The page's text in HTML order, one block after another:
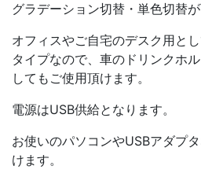
グラデーション切替・単色切替が
オフィスやご自宅のデスク用と
タイプなので、車のドリンクホ
してもご使用頂けます。
電源はUSB供給となります。
お使いのパソコンやUSBアダプ
けます。